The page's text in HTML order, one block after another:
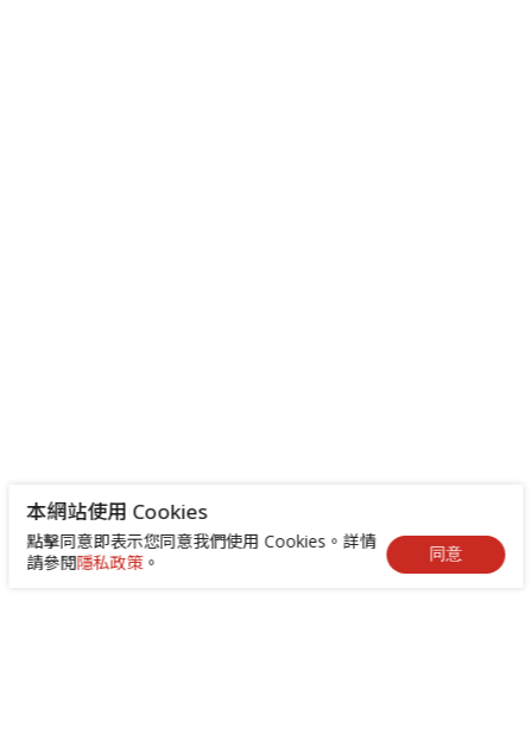
本網站使用 Cookies
點擊同意即表示您同意我們使用 Cookies。詳情
請參閱隱私政策。 同意